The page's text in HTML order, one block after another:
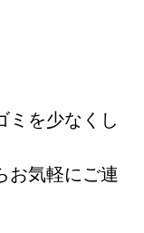
ミを少なくし
お気軽にご連